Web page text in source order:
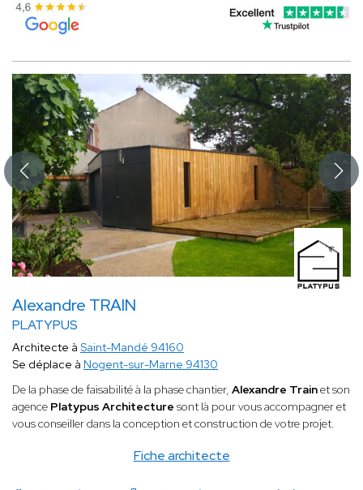
Alexandre TRAIN
PLATYPUS
Fiche architecte
Architecte à Saint-Mandé 94160
Se déplace à Nogent-sur-Marne 94130
De la phase de faisabilité à la phase chantier, Alexandre Trainet son
agence Platypus Architecture sont là pour vous accompagner et
vous conseiller dans la conception et construction de votre projet.